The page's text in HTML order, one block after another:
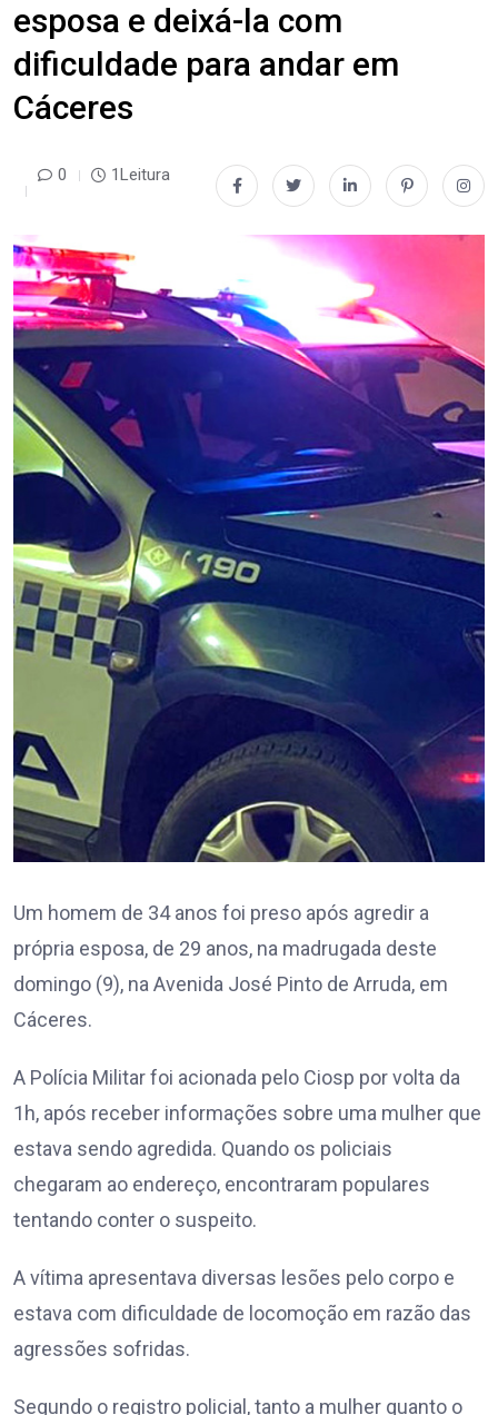
esposa e deixá-la com
dificuldade para andar em
Cáceres
0 1Leitura
Um homem de 34 anos foi preso após agredir a
própria esposa, de 29 anos, na madrugada deste
domingo (9), na Avenida José Pinto de Arruda, em
Cáceres.
A Polícia Militar foi acionada pelo Ciosp por volta da
1h, após receber informações sobre uma mulher que
estava sendo agredida. Quando os policiais
chegaram ao endereço, encontraram populares
tentando conter o suspeito.
A vítima apresentava diversas lesões pelo corpo e
estava com dificuldade de locomoção em razão das
agressões sofridas.
Segundo o registro policial, tanto a mulher quanto o